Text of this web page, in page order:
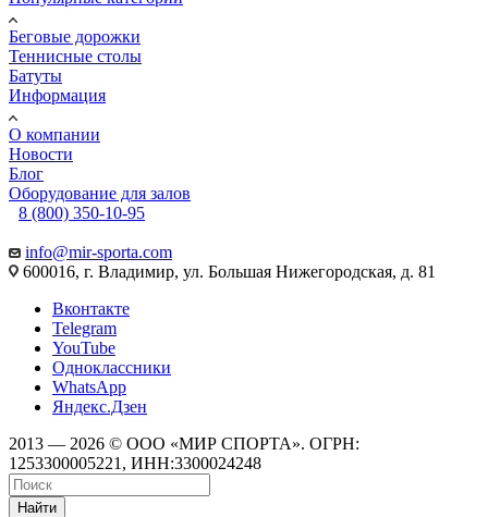
Беговые дорожки
Теннисные столы
Батуты
Информация
О компании
Новости
Блог
Оборудование для залов
8 (800) 350-10-95
info@mir-sporta.com
600016, г. Владимир, ул. Большая Нижегородская, д. 81
Вконтакте
Telegram
YouTube
Одноклассники
WhatsApp
Яндекс.Дзен
2013 — 2026 © ООО «МИР СПОРТА». ОГРН:
1253300005221, ИНН:3300024248
Найти